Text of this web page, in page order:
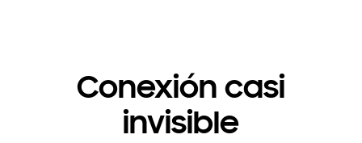
Conexión casi
invisible